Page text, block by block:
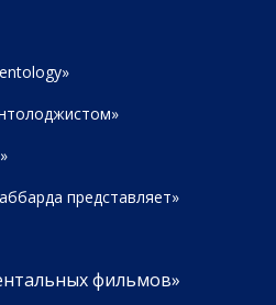
представляет»
фильмов»